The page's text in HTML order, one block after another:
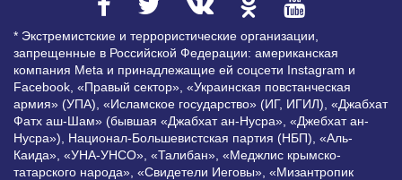
* Экстремистские и террористические организации,
запрещенные в Российской Федерации: американская
компания Meta и принадлежащие ей соцсети Instagram и
Facebook, «Правый сектор», «Украинская повстанческая
армия» (УПА), «Исламское государство» (ИГ, ИГИЛ), «Джабхат
Фатх аш-Шам» (бывшая «Джабхат ан-Нусра», «Джебхат ан-
Нусра»), Национал-Большевистская партия (НБП), «Аль-
Каида», «УНА-УНСО», «Талибан», «Меджлис крымско-
татарского народа», «Свидетели Иеговы», «Мизантропик